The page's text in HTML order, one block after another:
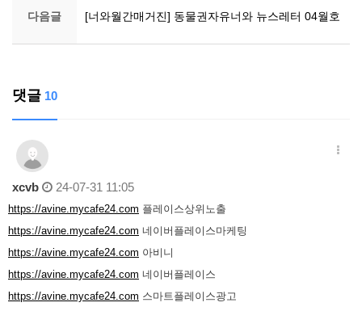
다음글 [너와월간매거진] 동물권자유너와 뉴스레터 04월호
댓글 10
xcvb 24-07-31 11:05
https://avine.mycafe24.com 플레이스상위노출
https://avine.mycafe24.com 네이버플레이스마케팅
https://avine.mycafe24.com 아비니
https://avine.mycafe24.com 네이버플레이스
https://avine.mycafe24.com 스마트플레이스광고